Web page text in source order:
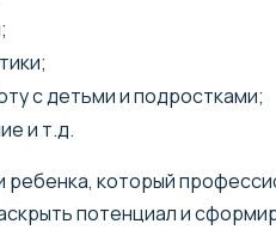
с детьми и подростками;
и т.д.
который
потенциал и